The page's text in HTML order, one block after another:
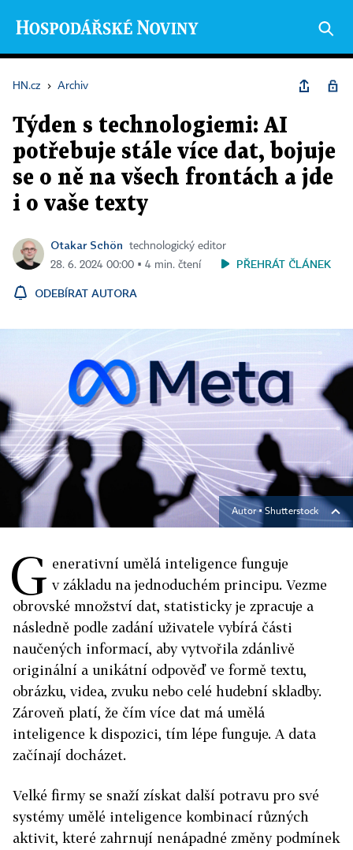
HN.cz › Archiv
Týden s technologiemi: AI
potřebuje stále více dat, bojuje
se o ně na všech frontách a jde
i o vaše texty
Otakar Schön
technologický editor
28. 6. 2024 00:00 ▪ 4 min. čtení
PŘEHRÁT ČLÁNEK
ODEBÍRAT AUTORA
Autor ▪Shutterstock
G enerativní umělá inteligence funguje
v základu na jednoduchém principu. Vezme
obrovské množství dat, statisticky je zpracuje a
následně podle zadání uživatele vybírá části
naučených informací, aby vytvořila zdánlivě
originální a unikátní odpověď ve formě textu,
obrázku, videa, zvuku nebo celé hudební skladby.
Zároveň platí, že čím více dat má umělá
inteligence k dispozici, tím lépe funguje. A data
začínají docházet.
Velké firmy se snaží získat další potravu pro své
systémy umělé inteligence kombinací různých
aktivit, které zahrnují nenápadné změny podmínek